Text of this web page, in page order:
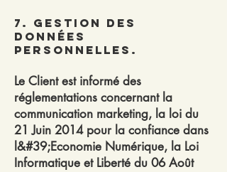
7. Gestion des
données
personnelles.
Le Client est informé des
réglementations concernant la
communication marketing, la loi du
21 Juin 2014 pour la confiance dans
l&#39;Economie Numérique, la Loi
Informatique et Liberté du 06 Août